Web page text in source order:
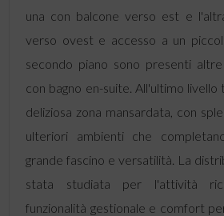
una con balcone verso est e
verso ovest e accesso a un
secondo piano sono presenti
con bagno en-suite. All'ultimo
deliziosa zona mansardata, con
ulteriori ambienti che
grande fascino e versatilità. La
stata studiata per l'attività
funzionalità gestionale e comfort